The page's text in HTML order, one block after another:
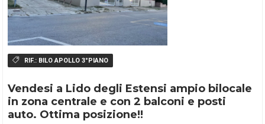
RIF.: BILO APOLLO 3°PIANO
Vendesi a Lido degli Estensi ampio bilocale
in zona centrale e con 2 balconi e posti
auto. Ottima posizione!!